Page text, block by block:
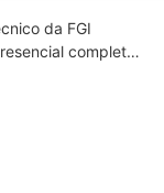
da FGI
completo